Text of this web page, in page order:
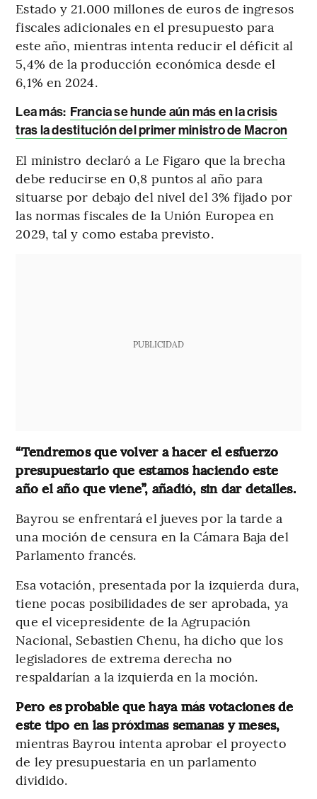
Estado y 21.000 millones de euros de ingresos
fiscales adicionales en el presupuesto para
este año, mientras intenta reducir el déficit al
5,4% de la producción económica desde el
6,1% en 2024.
Lea más: Francia se hunde aún más en la crisis
tras la destitución del primer ministro de Macron
El ministro declaró a Le Figaro que la brecha
debe reducirse en 0,8 puntos al año para
situarse por debajo del nivel del 3% fijado por
las normas fiscales de la Unión Europea en
2029, tal y como estaba previsto.
PUBLICIDAD
“Tendremos que volver a hacer el esfuerzo
presupuestario que estamos haciendo este
año el año que viene”, añadió, sin dar detalles.
Bayrou se enfrentará el jueves por la tarde a
una moción de censura en la Cámara Baja del
Parlamento francés.
Esa votación, presentada por la izquierda dura,
tiene pocas posibilidades de ser aprobada, ya
que el vicepresidente de la Agrupación
Nacional, Sebastien Chenu, ha dicho que los
legisladores de extrema derecha no
respaldarían a la izquierda en la moción.
Pero es probable que haya más votaciones de
este tipo en las próximas semanas y meses,
mientras Bayrou intenta aprobar el proyecto
de ley presupuestaria en un parlamento
dividido.